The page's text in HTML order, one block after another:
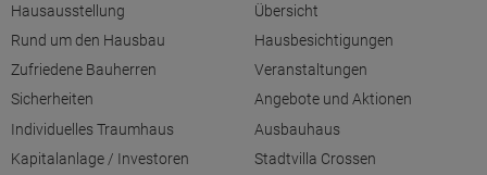
Hausausstellung
Rund um den Hausbau
Zufriedene Bauherren
Sicherheiten
Individuelles Traumhaus
Kapitalanlage / Investoren
Übersicht
Hausbesichtigungen
Veranstaltungen
Angebote und Aktionen
Ausbauhaus
Stadtvilla Crossen